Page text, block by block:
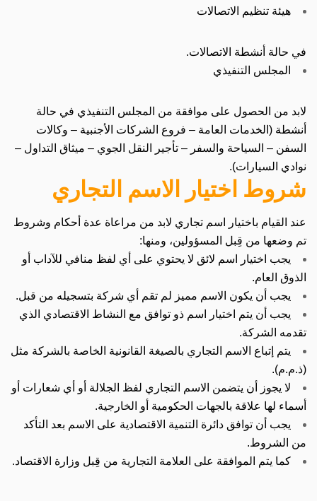
هيئة تنظيم الاتصالات
في حالة أنشطة الاتصالات.
المجلس التنفيذي
لابد من الحصول على موافقة من المجلس التنفيذي في حالة
أنشطة (الخدمات العامة – فروع الشركات الأجنبية – وكالات
السفن – السياحة والسفر – تأجير النقل الجوي – ميثاق التداول –
نوادي السيارات).
شروط اختيار الاسم التجاري
عند القيام باختيار اسم تجاري لابد من مراعاة عدة أحكام وشروط
تم وضعها من قِبل المسؤولين، ومنها:
يجب اختيار اسم لائق لا يحتوي على أي لفظ منافي للآداب أو
الذوق العام.
يجب أن يكون الاسم مميز لم تقم أي شركة بتسجيله من قبل.
يجب أن يتم اختيار اسم ذو توافق مع النشاط الاقتصادي الذي
تقدمه الشركة.
يتم إتباع الاسم التجاري بالصيغة القانونية الخاصة بالشركة مثل
(ذ.م.م).
لا يجوز أن يتضمن الاسم التجاري لفظ الجلالة أو أي شعارات أو
أسماء لها علاقة بالجهات الحكومية أو الخارجية.
يجب أن توافق دائرة التنمية الاقتصادية على الاسم بعد التأكد
من الشروط.
كما يتم الموافقة على العلامة التجارية من قِبل وزارة الاقتصاد.